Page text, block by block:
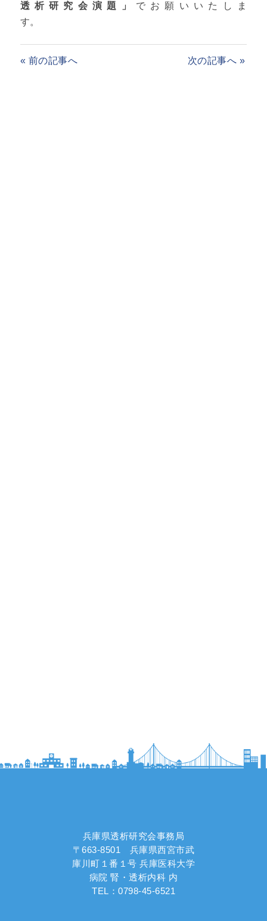
透析研究会演題」 でお願いいたしま
す
« 前の記事へ 次の記事へ »
兵庫県透析研究会事務局
〒663-8501 兵庫県西宮市武
庫川町１番１号 兵庫医科大学
病院 腎・透析内科 内
TEL：0798-45-6521